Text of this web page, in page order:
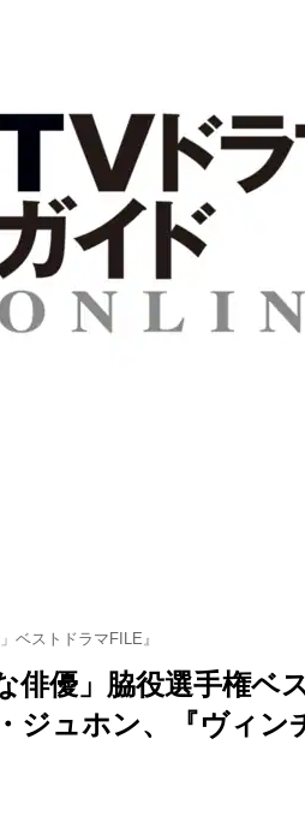
ベストドラマFILE』
俳優」脇役選手権ベ
ジュホン、『ヴィン